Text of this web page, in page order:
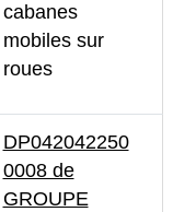
cabanes
mobiles sur
roues
DP042042250
0008 de
GROUPE